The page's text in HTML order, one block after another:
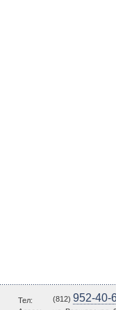
Тел: (812) 952-40-